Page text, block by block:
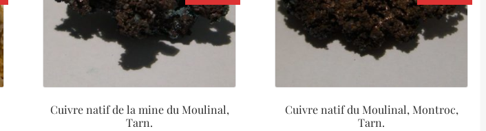
Cuivre natif de la mine du Moulinal,
Tarn.
Cuivre natif du Moulinal, Montroc,
Tarn.